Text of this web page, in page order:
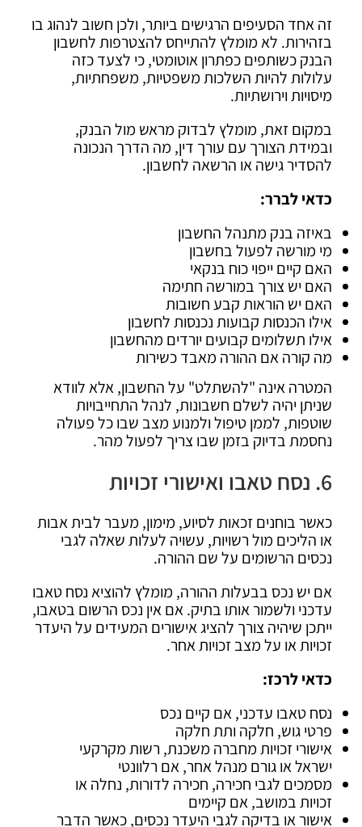
זה אחד הסעיפים הרגישים ביותר, ולכן חשוב לנהוג בו
בזהירות. לא מומלץ להתייחס להצטרפות לחשבון
הבנק כשותפים כפתרון אוטומטי, כי לצעד כזה
עלולות להיות השלכות משפטיות, משפחתיות,
מיסויות וירושתיות.
במקום זאת, מומלץ לבדוק מראש מול הבנק,
ובמידת הצורך עם עורך דין, מה הדרך הנכונה
להסדיר גישה או הרשאה לחשבון.
כדאי לברר:
באיזה בנק מתנהל החשבון
מי מורשה לפעול בחשבון
האם קיים ייפוי כוח בנקאי
האם יש צורך במורשה חתימה
האם יש הוראות קבע חשובות
אילו הכנסות קבועות נכנסות לחשבון
אילו תשלומים קבועים יורדים מהחשבון
מה קורה אם ההורה מאבד כשירות
המטרה אינה "להשתלט" על החשבון, אלא לוודא
שניתן יהיה לשלם חשבונות, לנהל התחייבויות
שוטפות, לממן טיפול ולמנוע מצב שבו כל פעולה
נחסמת בדיוק בזמן שבו צריך לפעול מהר.
6. נסח טאבו ואישורי זכויות
כאשר בוחנים זכאות לסיוע, מימון, מעבר לבית אבות
או הליכים מול רשויות, עשויה לעלות שאלה לגבי
נכסים הרשומים על שם ההורה.
אם יש נכס בבעלות ההורה, מומלץ להוציא נסח טאבו
עדכני ולשמור אותו בתיק. אם אין נכס הרשום בטאבו,
ייתכן שיהיה צורך להציג אישורים המעידים על היעדר
זכויות או על מצב זכויות אחר.
כדאי לרכז:
נסח טאבו עדכני, אם קיים נכס
פרטי גוש, חלקה ותת חלקה
אישורי זכויות מחברה משכנת, רשות מקרקעי
ישראל או גורם מנהל אחר, אם רלוונטי
מסמכים לגבי חכירה, חכירה לדורות, נחלה או
זכויות במושב, אם קיימים
אישור או בדיקה לגבי היעדר נכסים, כאשר הדבר